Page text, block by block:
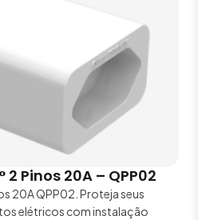
Pinos 20A – QPP02
20A QPP02. Proteja seus
elétricos com instalação